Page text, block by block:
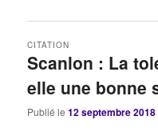
Scanlon : La
elle une bonne
CITATION
Publié le12 septembre 2018